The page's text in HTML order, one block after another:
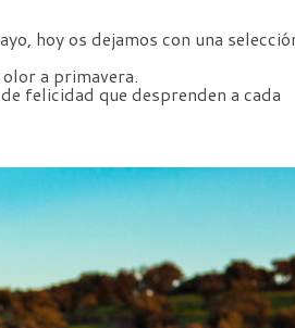
hoy os dejamos con una
a primavera.
felicidad que desprenden a cada